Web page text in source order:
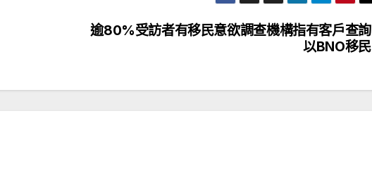
逾80%受訪者有移民意欲調查機構指有客戶查詢
以BNO移民